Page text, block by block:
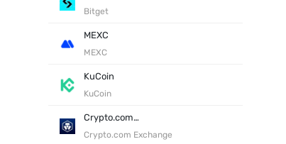
Bitget
MEXC
MEXC
KuCoin
KuCoin
Crypto.com Exchange
Crypto.com Exchange